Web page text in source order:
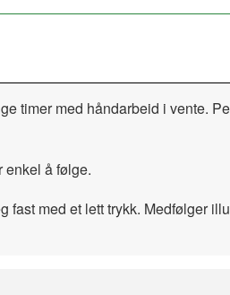
timer med håndarbeid i vente.
enkel å følge.
fast med et lett trykk. Medfølger